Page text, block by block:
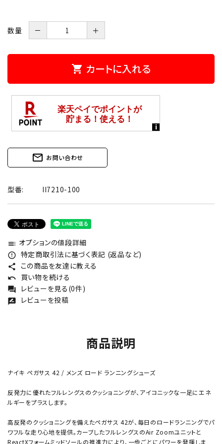
数量 － ＋
shopping_cart カートに入れる
mail_outline お問い合わせ
型番: II7210-100
toc オプションの値段詳細
error_outline 特定商取引法に基づく表記 (返品など)
share この商品を友達に教える
undo 買い物を続ける
forum レビューを見る(0件)
rate_review レビューを投稿
商品説明
ナイキ ペガサス 42 / メンズ ロード ランニングシューズ
反発力に優れたフルレングスのクッショニングが、アイコニックな一足にエネ
ルギーをプラスします。
高反発のクッショニングを備えたペガサス 42が、毎日のロードランニングでパ
ワフルな走り心地を提供。カーブしたフルレングスのAir Zoomユニットと
ReactXフォームミッドソールの推進力により、一歩ごとにパワーを発揮しま